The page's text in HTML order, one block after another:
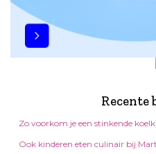
Recente
Zo voorkom je een stinkende
Ook kinderen eten culinair bij